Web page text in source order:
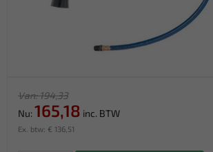
Van: 194,33
Nu: 165,18 inc. BTW
Ex. btw: € 136,51